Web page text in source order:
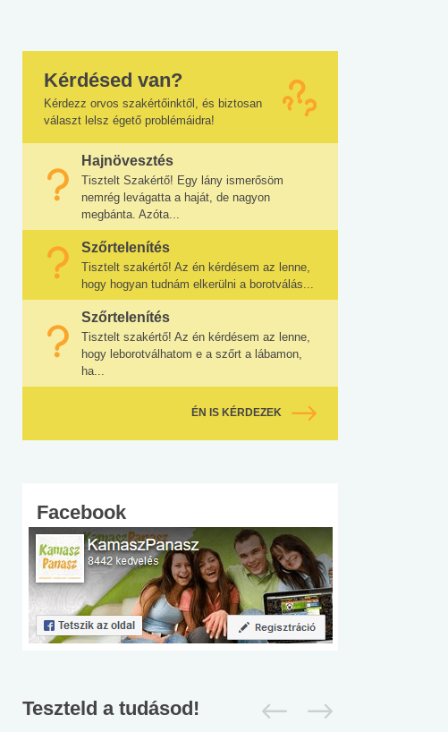
Kérdésed van?
Kérdezz orvos szakértőinktől, és biztosan
választ lelsz égető problémáidra!
Hajnövesztés
Tisztelt Szakértő! Egy lány ismerősöm
nemrég levágatta a haját, de nagyon
megbánta. Azóta...
Szőrtelenítés
Tisztelt szakértő! Az én kérdésem az lenne,
hogy hogyan tudnám elkerülni a borotválás...
Szőrtelenítés
Tisztelt szakértő! Az én kérdésem az lenne,
hogy leborotválhatom e a szőrt a lábamon,
ha...
ÉN IS KÉRDEZEK
Facebook
Teszteld a tudásod!